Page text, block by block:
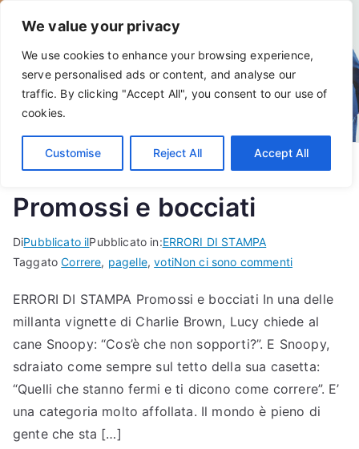
We value your privacy
We use cookies to enhance your browsing experience,
serve personalised ads or content, and analyse our
traffic. By clicking "Accept All", you consent to our use of
cookies.
Customise Reject All Accept All
contenuto
Promossi e bocciati
DiPubblicato ilPubblicato in:ERRORI DI STAMPA
TaggatoCorrere, pagelle,votiNon ci sono commentiper
e
bocciati
ERRORI DI STAMPA Promossi e bocciati In una delle
millanta vignette di Charlie Brown, Lucy chiede al
cane Snoopy: “Cos’è che non sopporti?”. E Snoopy,
sdraiato come sempre sul tetto della sua casetta:
“Quelli che stanno fermi e ti dicono come correre”. E’
una categoria molto affollata. Il mondo è pieno di
gente che sta […]